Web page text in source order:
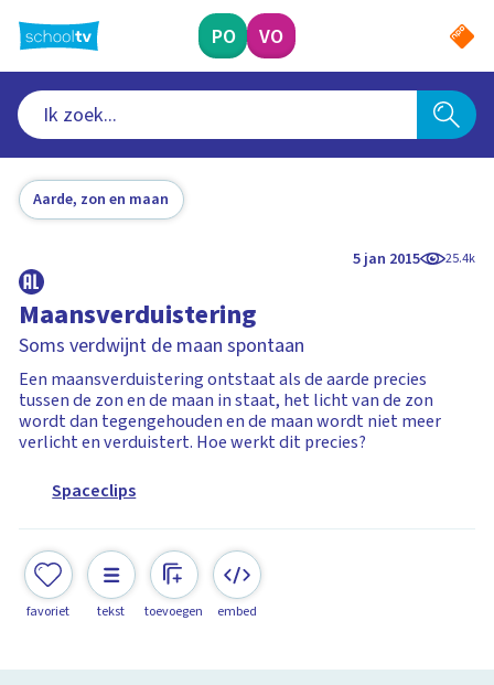
naar
hoofdinhoud
PO VO
Aarde, zon en maan
5 jan 2015 25.4k
Maansverduistering
Soms verdwijnt de maan spontaan
Een maansverduistering ontstaat als de aarde precies
tussen de zon en de maan in staat, het licht van de zon
wordt dan tegengehouden en de maan wordt niet meer
verlicht en verduistert. Hoe werkt dit precies?
Spaceclips
favoriet tekst toevoegen embed